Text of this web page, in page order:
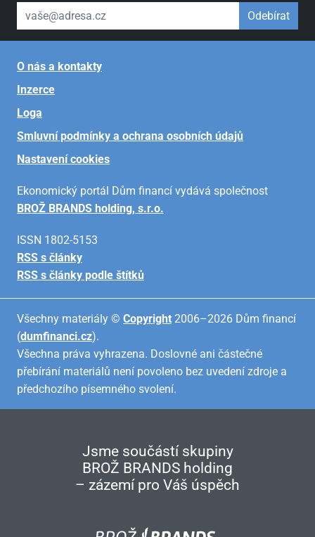
váš email Odebírat
O nás a kontakty
Inzerce
Loga
Smluvní podmínky a ochrana osobních údajů
Nastavení cookies
Ekonomický portál Dům financí vydává společnost
BROŽ BRANDS holding, s.r.o.
ISSN 1802-5153
RSS s články
RSS s články podle štítků
Všechny materiály © Copyright 2006–2026 Dům financí
(dumfinanci.cz).
Všechna práva vyhrazena. Doslovné ani částečné
přebírání materiálů není povoleno bez uvedení zdroje a
předchozího písemného svolení.
Jsme součástí skupiny
BROŽ BRANDS holding
– zázemí pro Váš úspěch